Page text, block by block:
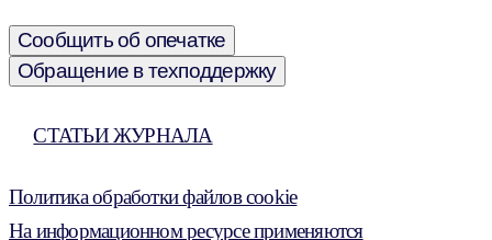
Сообщить об опечатке
Обращение в техподдержку
СТАТЬИ ЖУРНАЛА
Политика обработки файлов cookie
На информационном ресурсе применяются